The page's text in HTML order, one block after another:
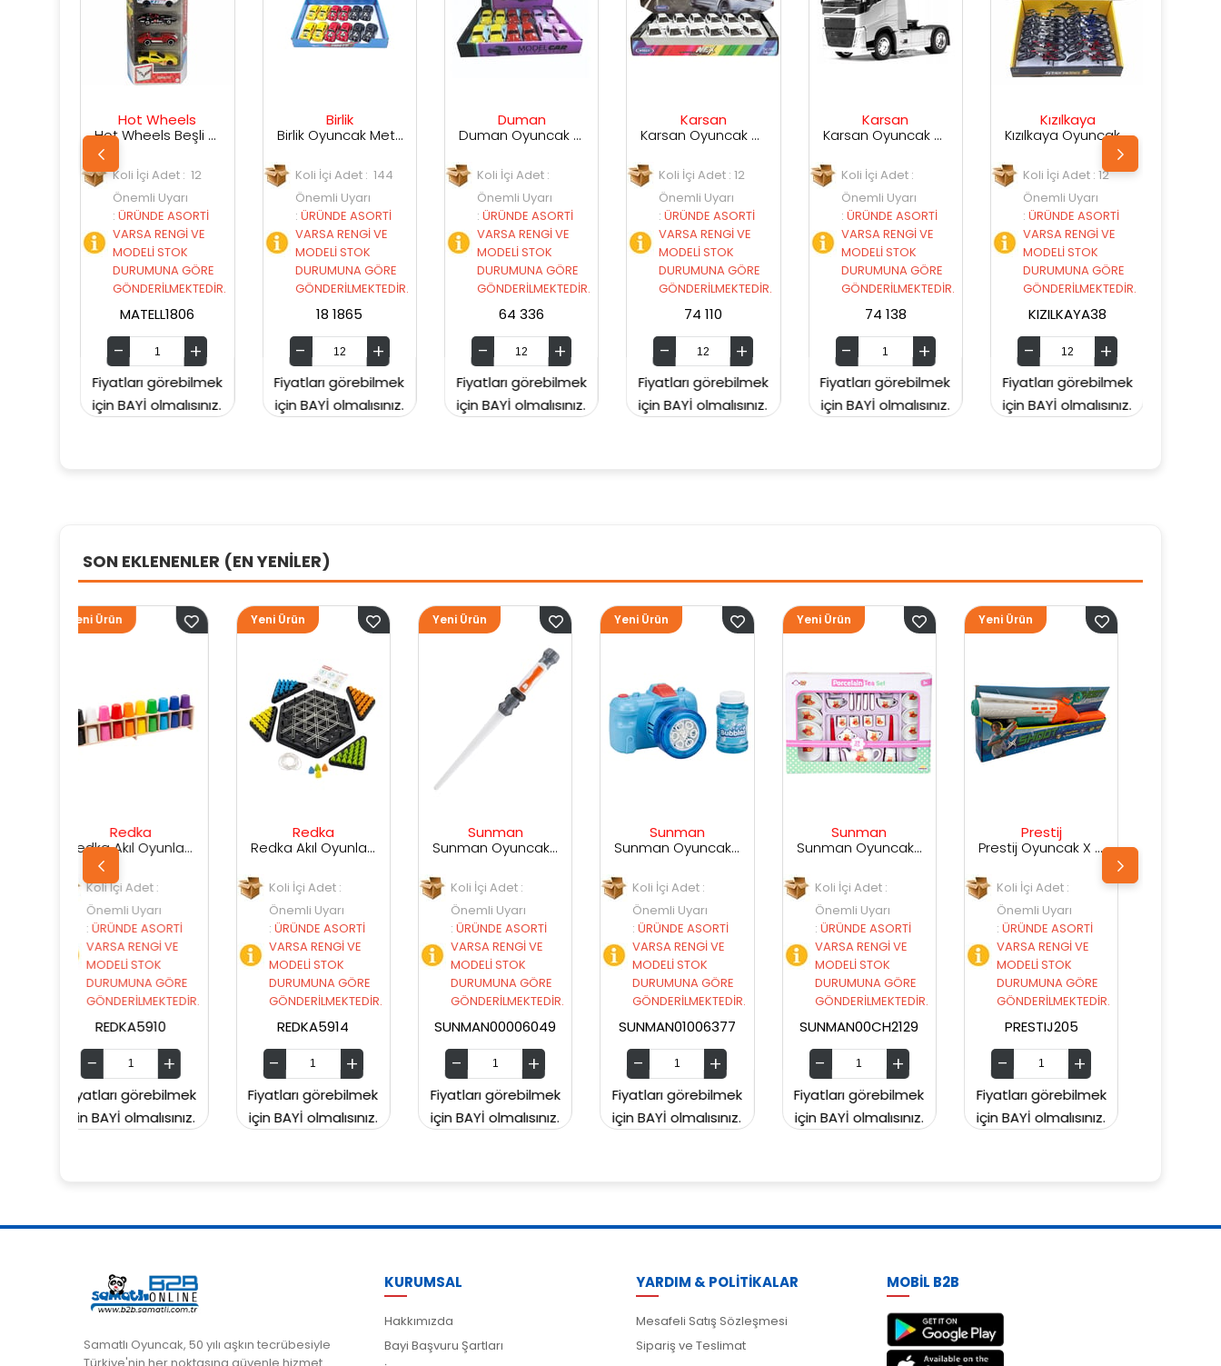
Hot Wheels Beşli Araba Seti
görebilmek
olmalısınız.
Birlik Oyuncak Metal Çekbırak Işıklı Motorlu Tosbağa 1:36
Koli İçi Adet : 144
Önemli Uyarı
:ÜRÜNDE ASORTİ
VARSA RENGİ VE
MODELİ STOK
DURUMUNA GÖRE
GÖNDERİLMEKTEDİR.
18 1865
Fiyatları görebilmek
için BAYİ olmalısınız.
Koli İçi Adet :
Önemli Uyarı
:ÜRÜNDE ASORTİ
VARSA RENGİ VE
MODELİ STOK
DURUMUNA GÖRE
GÖNDERİLMEKTEDİR.
Fiyatları görebilmek
için BAYİ olmalısınız.
Koli İçi Adet : 12
Önemli Uyarı
:ÜRÜNDE ASORTİ
VARSA RENGİ VE
MODELİ STOK
DURUMUNA GÖRE
GÖNDERİLMEKTEDİR.
Fiyatları görebilmek
için BAYİ olmalısınız.
Koli İçi Adet :
Önemli Uyarı
:ÜRÜNDE ASORTİ
VARSA RENGİ VE
MODELİ STOK
DURUMUNA GÖRE
GÖNDERİLMEKTEDİR.
Fiyatları görebilmek
için BAYİ olmalısınız.
Koli İçi Adet : 12
Önemli Uyarı
:ÜRÜNDE ASORTİ
VARSA RENGİ VE
MODELİ STOK
DURUMUNA GÖRE
GÖNDERİLMEKTEDİR.
KIZILKAYA38
Fiyatları görebilmek
için BAYİ olmalısınız.
Matchbox
Koli İçi Adet : 8
Önemli Uyarı
:ÜRÜNDE ASORTİ
VARSA RENGİ VE
MODELİ STOK
DURUMUNA GÖRE
GÖNDERİLMEKTEDİR.
MATELLGBJ48
Fiyatları görebilmek
için BAYİ olmalısınız.
SON EKLENENLER (EN YENİLER)
Koli İçi Adet :
Önemli Uyarı
:ÜRÜNDE ASORTİ
VARSA RENGİ VE
MODELİ STOK
DURUMUNA GÖRE
GÖNDERİLMEKTEDİR.
REDKA5914
Yeni Ürün
Fiyatları görebilmek
için BAYİ olmalısınız.
Sunman
Koli İçi Adet :
Önemli Uyarı
:ÜRÜNDE ASORTİ
VARSA RENGİ VE
MODELİ STOK
DURUMUNA GÖRE
GÖNDERİLMEKTEDİR.
SUNMAN00006049
Yeni Ürün
Fiyatları görebilmek
için BAYİ olmalısınız.
Sunman
Koli İçi Adet :
Önemli Uyarı
:ÜRÜNDE ASORTİ
VARSA RENGİ VE
MODELİ STOK
DURUMUNA GÖRE
GÖNDERİLMEKTEDİR.
SUNMAN01006377
Yeni Ürün
Fiyatları görebilmek
için BAYİ olmalısınız.
Sunman
Koli İçi Adet :
Önemli Uyarı
:ÜRÜNDE ASORTİ
VARSA RENGİ VE
MODELİ STOK
DURUMUNA GÖRE
GÖNDERİLMEKTEDİR.
SUNMAN00CH2129
Yeni Ürün
Fiyatları görebilmek
için BAYİ olmalısınız.
Prestij
Koli İçi Adet :
Önemli Uyarı
:ÜRÜNDE ASORTİ
VARSA RENGİ VE
MODELİ STOK
DURUMUNA GÖRE
GÖNDERİLMEKTEDİR.
PRESTIJ205
Yeni Ürün
Fiyatları görebilmek
için BAYİ olmalısınız.
Prestij Oyuncak Kutulu Su Silahı
Koli İçi Adet :
Önemli Uyarı
:ÜRÜNDE ASORTİ
VARSA RENGİ VE
MODELİ STOK
DURUMUNA GÖRE
GÖNDERİLMEKTEDİR.
PRESTIJ203
Yeni Ürün
Fiyatları görebilmek
için BAYİ olmalısınız.
Samatlı Oyuncak, 50 yılı aşkın tecrübesiyle
KURUMSAL
Hakkımızda
Bayi Başvuru Şartları
YARDIM & POLİTİKALAR
Mesafeli Satış Sözleşmesi
Sipariş ve Teslimat
MOBİL B2B